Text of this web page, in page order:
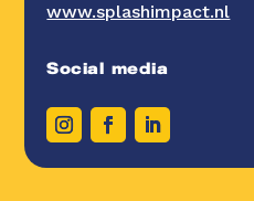
www.splashimpact.nl
Social media